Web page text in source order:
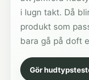
i lugn takt. Då
produkt som
bara gå på doft
Gör